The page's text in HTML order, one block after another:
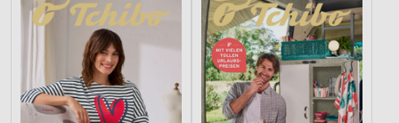
Werbung